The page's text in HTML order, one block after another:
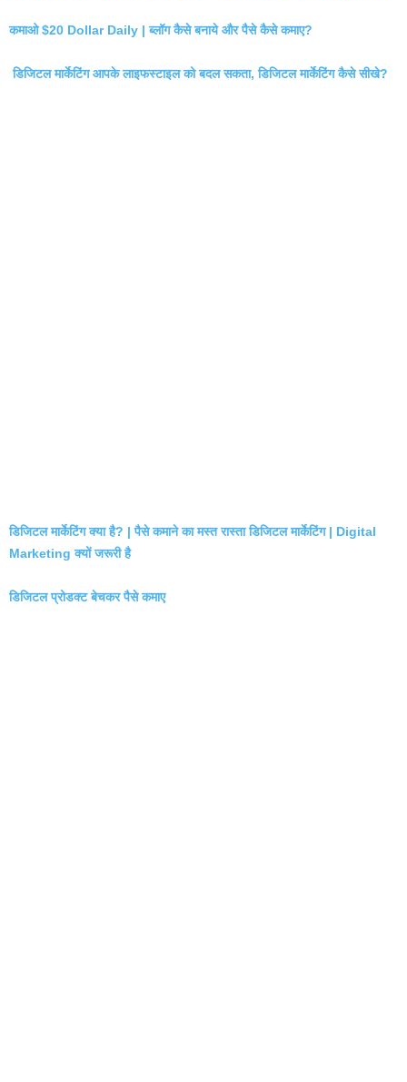
कमाओ $20 Dollar Daily | ब्लॉग कैसे बनाये और पैसे कैसे कमाए?
डिजिटल मार्केटिंग आपके लाइफस्टाइल को बदल सकता, डिजिटल मार्केटिंग कैसे सीखे?
डिजिटल मार्केटिंग क्या है? | पैसे कमाने का मस्त रास्ता डिजिटल मार्केटिंग | Digital
Marketing क्यों जरूरी है
डिजिटल प्रोडक्ट बेचकर पैसे कमाए